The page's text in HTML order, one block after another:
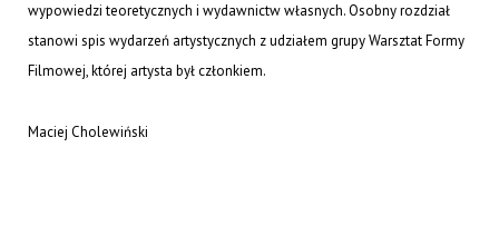
wypowiedzi teoretycznych i wydawnictw własnych. Osobny rozdział
stanowi spis wydarzeń artystycznych z udziałem grupy Warsztat Formy
Filmowej, której artysta był członkiem.
Maciej Cholewiński